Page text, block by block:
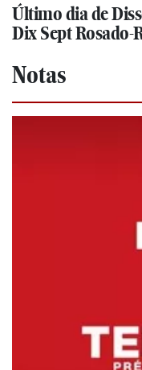
Último dia de
Dix Sept Rosado-
Notas